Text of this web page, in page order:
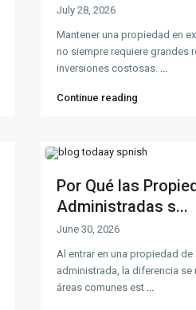
July 28, 2026
Mantener una propiedad en
no siempre requiere grandes
inversiones costosas. ...
Continue reading
Por Qué las
Administradas s...
June 30, 2026
Al entrar en una propiedad de
administrada, la diferencia
áreas comunes est ...